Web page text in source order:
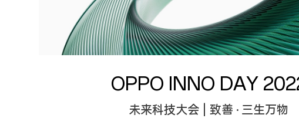
OPPO INNO DAY
未来科技大会 | 致善 · 三生万物